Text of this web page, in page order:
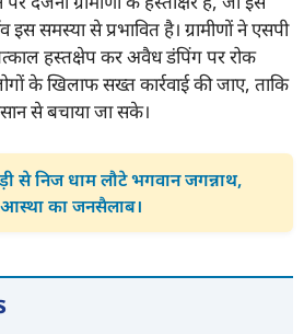
समस्या से प्रभावित है। ग्रामीणों ने एसपी
हस्तक्षेप कर अवैध डंपिंग पर रोक
के खिलाफ सख्त कार्रवाई की जाए, ताकि
से बचाया जा सके।
से निज धाम लौटे भगवान जगन्नाथ,
आस्था का जनसैलाब।